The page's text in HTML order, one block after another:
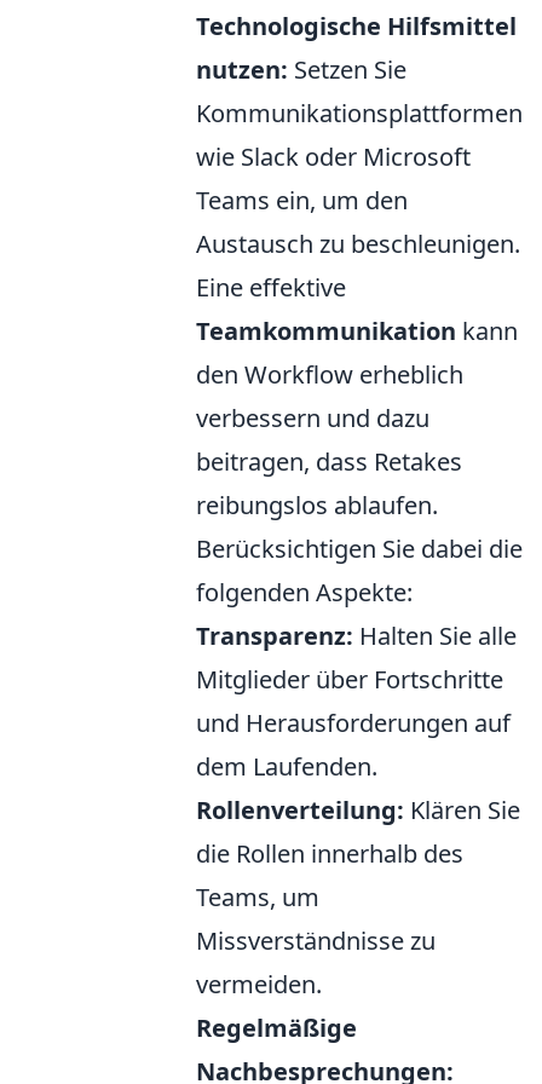
Technologische Hilfsmittel
nutzen: Setzen Sie
Kommunikationsplattformen
wie Slack oder Microsoft
Teams ein, um den
Austausch zu beschleunigen.
Eine effektive
Teamkommunikation kann
den Workflow erheblich
verbessern und dazu
beitragen, dass Retakes
reibungslos ablaufen.
Berücksichtigen Sie dabei die
folgenden Aspekte:
Transparenz: Halten Sie alle
Mitglieder über Fortschritte
und Herausforderungen auf
dem Laufenden.
Rollenverteilung: Klären Sie
die Rollen innerhalb des
Teams, um
Missverständnisse zu
vermeiden.
Regelmäßige
Nachbesprechungen: